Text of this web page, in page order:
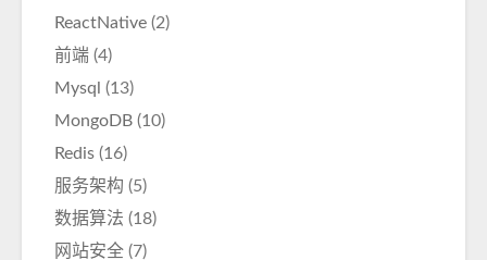
ReactNative (2)
前端 (4)
Mysql (13)
MongoDB (10)
Redis (16)
服务架构 (5)
数据算法 (18)
网站安全 (7)